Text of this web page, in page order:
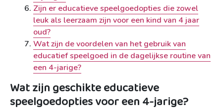
Zijn er educatieve speelgoedopties die zowel
leuk als leerzaam zijn voor een kind van 4 jaar
oud?
Wat zijn de voordelen van het gebruik van
educatief speelgoed in de dagelijkse routine van
een 4-jarige?
Wat zijn geschikte educatieve
speelgoedopties voor een 4-jarige?